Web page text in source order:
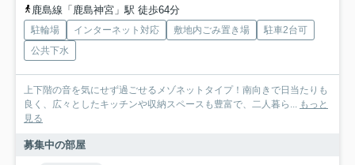
鹿島線「鹿島神宮」駅 徒歩64分
駐輪場 インターネット対応 敷地内ごみ置き場
駐車2台可
公共下水
上下階の音を気にせず過ごせるメゾネットタイプ！南向きで日当たりも
良く、広々としたキッチンや収納スペースも豊富で、二人暮ら... もっと
見る
募集中の部屋